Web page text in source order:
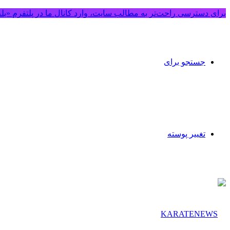
برای دسترسی راحت‌تر به مطالب سایت، وارد کانال ما در پلتفرم
جستجو برای
تغییر پوسته